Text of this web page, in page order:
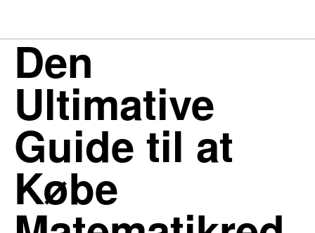
Den
Ultimative
Guide til at
Købe